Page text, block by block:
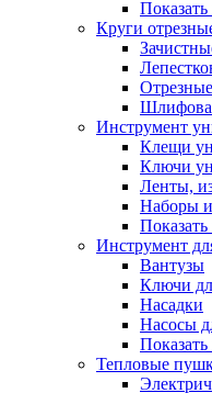
Показать
Круги
Инструмент
Клещи
Ключи
Ленты,
Наборы
Показать
Инструмент
Вантузы
Ключи
Насадки
Насосы
Показать
Тепловые